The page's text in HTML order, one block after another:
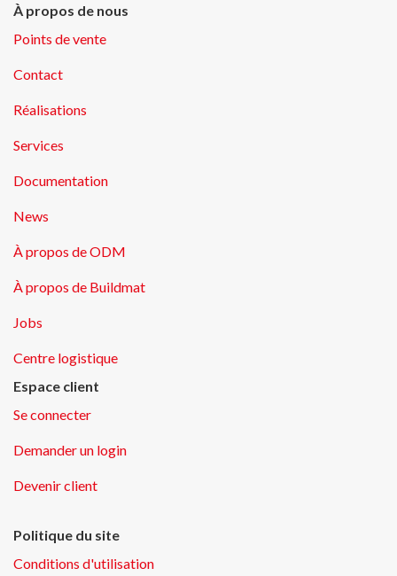
À propos de nous
Points de vente
Contact
Réalisations
Services
Documentation
News
À propos de ODM
À propos de Buildmat
Jobs
Centre logistique
Espace client
Se connecter
Demander un login
Devenir client
Politique du site
Conditions d'utilisation